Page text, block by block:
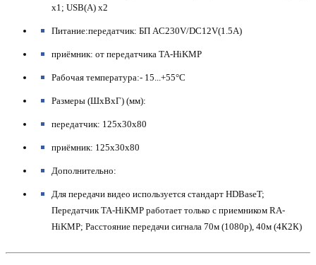
x1; USB(A) x2
Питание:передатчик: БП AC230V/DC12V(1.5A)
приёмник: от передатчика TA-HiKMP
Рабочая температура:- 15...+55°С
Размеры (ШхВхГ) (мм):
передатчик: 125x30x80
приёмник: 125x30x80
Дополнительно:
Для передачи видео используется стандарт HDBaseT;
Передатчик TA-HiKMP работает только с приемником RA-
HiKMP; Расстояние передачи сигнала 70м (1080p), 40м (4К2К)